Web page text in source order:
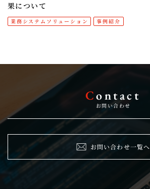
果について
業務システムソリューション 事例紹介
Contact
お問い合わせ
お問い合わせ一覧へ